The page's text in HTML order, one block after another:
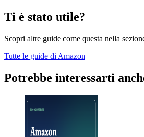
Ti è stato utile?
Scopri altre guide come questa nella
Tutte le guide di Amazon
Potrebbe interessarti